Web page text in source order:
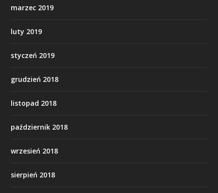
marzec 2019
luty 2019
styczeń 2019
grudzień 2018
listopad 2018
październik 2018
wrzesień 2018
sierpień 2018